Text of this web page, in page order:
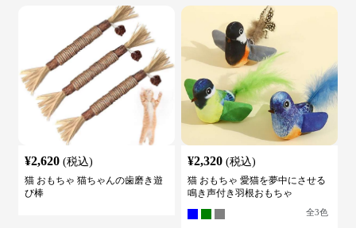
¥2,620 (税込)
猫 おもちゃ 猫ちゃんの歯磨き遊
び棒
¥2,320 (税込)
猫 おもちゃ 愛猫を夢中にさせる
鳴き声付き羽根おもちゃ
全3色